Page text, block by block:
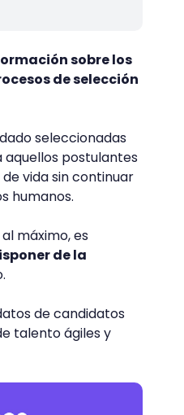
sobre los
de selección
seleccionadas
aquellos postulantes
vida sin continuar
humanos.
máximo, es
de la
de candidatos
talento ágiles y